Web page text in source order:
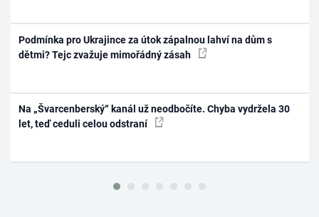
Podmínka pro Ukrajince za útok zápalnou lahví na dům s
dětmi? Tejc zvažuje mimořádný zásah
Na „Švarcenberský“ kanál už neodbočíte. Chyba vydržela 30
let, teď ceduli celou odstraní